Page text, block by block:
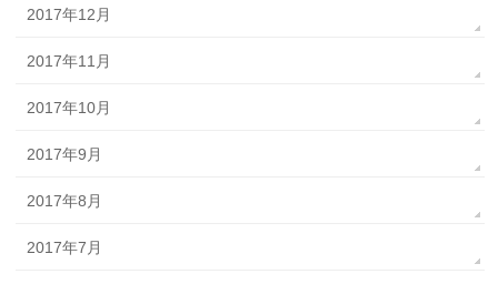
2017年12月
2017年11月
2017年10月
2017年9月
2017年8月
2017年7月